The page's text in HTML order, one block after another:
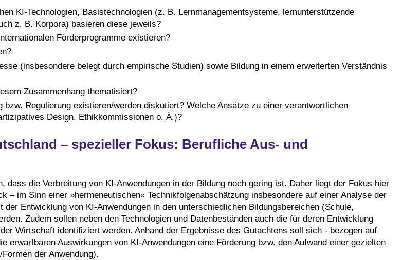
KI-Technologien, Basistechnologien (z. B. Lernmanagementsysteme, lernunterstützende
z. B. Korpora) basieren diese jeweils?
Förderprogramme existieren?
(insbesondere belegt durch empirische Studien) sowie Bildung in einem erweiterten Verständnis
Zusammenhang thematisiert?
Regulierung existieren/werden diskutiert? Welche Ansätze zu einer verantwortlichen
Design, Ethikkommissionen o. Ä.)?
– spezieller Fokus: Berufliche Aus- und
dass die Verbreitung von KI-Anwendungen in der Bildung noch gering ist. Daher liegt der Fokus hier
– im Sinn einer »hermeneutischen« Technikfolgenabschätzung insbesondere auf einer Analyse der
Entwicklung von KI-Anwendungen in den unterschiedlichen Bildungsbereichen (Schule,
Zudem sollen neben den Technologien und Datenbeständen auch die für deren Entwicklung
Wirtschaft identifiziert werden. Anhand der Ergebnisse des Gutachtens soll sich - bezogen auf
Auswirkungen von KI-Anwendungen eine Förderung bzw. den Aufwand einer gezielten
der Anwendung).